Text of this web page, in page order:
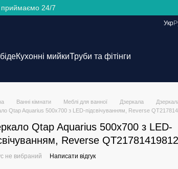
приймаємо 24/7
Укр
Кухонні мийкиТруби та фітінги
Ванні кімнати Меблі для ванної Дзеркала
Qtap Aquarius 500х700 з LED-підсвічуванням, Reverse
Qtap Aquarius 500х700 з LED-
Reverse
не вибраний Написати відгук